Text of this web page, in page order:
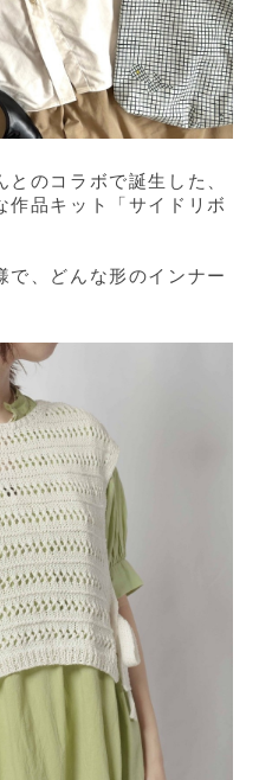
のコラボで誕生した、
作品キット「サイドリボ
で、どんな形のインナー